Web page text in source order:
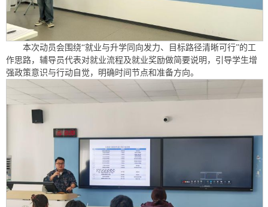
本次动员会围绕“就业与升学同向发力、目标路径清晰可行”的工
作思路，辅导员代表对就业流程及就业奖励做简要说明，引导学生增
强政策意识与行动自觉，明确时间节点和准备方向。